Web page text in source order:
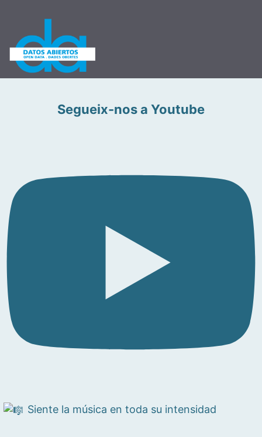
Segueix-nos a Youtube
Siente la música en toda su intensidad